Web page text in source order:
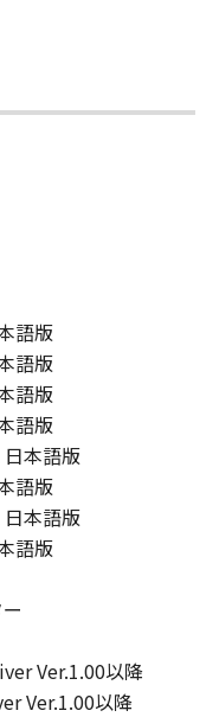
方法により、
用させること
」の全部また
ル、逆アセン
リング等する
このような行
含まれるキヤ
ーの著作権表
してはなりま
よび所有権
たはキヤノンの
語版
語版
語版
語版
本語版
語版
本語版
語版
Ver.1.00以降
Ver.1.00以降